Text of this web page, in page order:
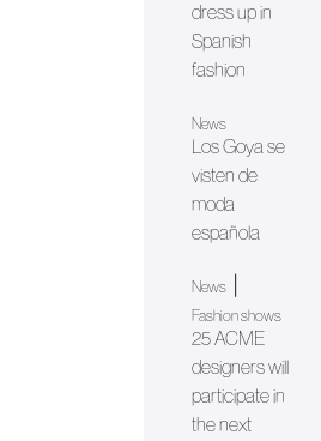
dress up in
Spanish
fashion
News
Los Goya se
visten de
moda
española
News
Fashion shows
25 ACME
designers will
participate in
the next